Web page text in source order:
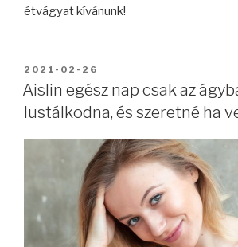
étvágyat kívánunk!
BEKÜLDVE:
2021-02-26
Aislin egész nap csak az
lustálkodna, és szeretné ha